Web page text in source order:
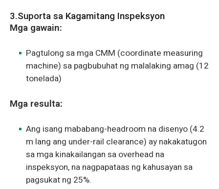
3.Suporta sa Kagamitang Inspeksyon
Mga gawain:
Pagtulong sa mga CMM (coordinate measuring
machine) sa pagbubuhat ng malalaking amag (12
tonelada)
Mga resulta:
Ang isang mababang-headroom na disenyo (4.2
m lang ang under-rail clearance) ay nakakatugon
sa mga kinakailangan sa overhead na
inspeksyon, na nagpapataas ng kahusayan sa
pagsukat ng 25%.